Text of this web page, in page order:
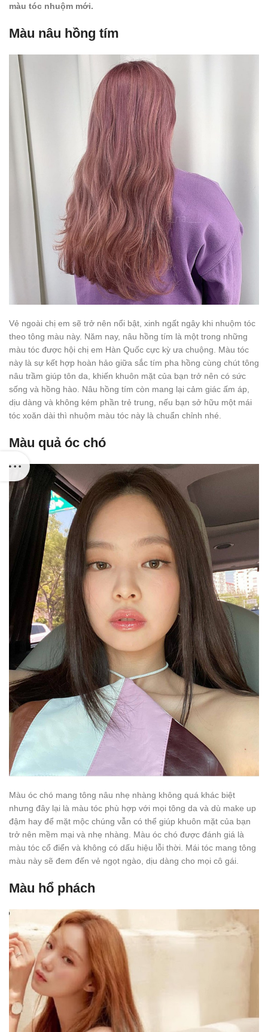
màu tóc nhuộm mới.
Màu nâu hồng tím
Vẻ ngoài chị em sẽ trở nên nổi bật, xinh ngất ngây khi nhuộm tóc
theo tông màu này. Năm nay, nâu hồng tím là một trong những
màu tóc được hội chị em Hàn Quốc cực kỳ ưa chuộng. Màu tóc
này là sự kết hợp hoàn hảo giữa sắc tím pha hồng cùng chút tông
nâu trầm giúp tôn da, khiến khuôn mặt của bạn trở nên có sức
sống và hồng hào. Nâu hồng tím còn mang lại cảm giác ấm áp,
dịu dàng và không kém phần trẻ trung, nếu bạn sở hữu một mái
tóc xoăn dài thì nhuộm màu tóc này là chuẩn chỉnh nhé.
Màu quả óc chó
Màu óc chó mang tông nâu nhẹ nhàng không quá khác biệt
nhưng đây lại là màu tóc phù hợp với mọi tông da và dù make up
đậm hay để mặt mộc chúng vẫn có thể giúp khuôn mặt của bạn
trở nên mềm mại và nhẹ nhàng. Màu óc chó được đánh giá là
màu tóc cổ điển và không có dấu hiệu lỗi thời. Mái tóc mang tông
màu này sẽ đem đến vẻ ngọt ngào, dịu dàng cho mọi cô gái.
Màu hổ phách